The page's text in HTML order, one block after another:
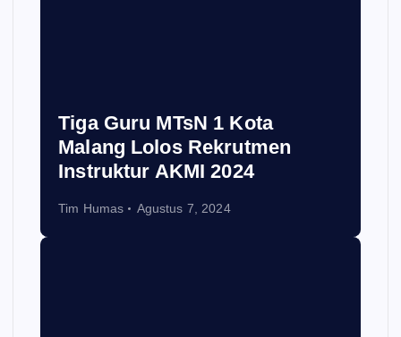
Tiga Guru MTsN 1 Kota
Malang Lolos Rekrutmen
Instruktur AKMI 2024
Tim Humas Agustus 7, 2024